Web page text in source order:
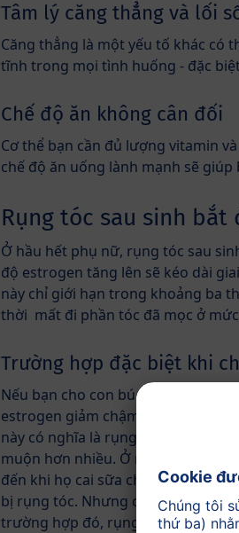
Tâm lý căng thẳng và lối
Căng thẳng là một yếu tố khác có
tĩnh trong mọi tình huống - đặc
Chế độ ăn không cân đối
Cơ thể bạn cần đủ lượng vitamin
chế độ ăn uống lành mạnh sẽ
Rụng tóc sau sinh
Ở hầu hết phụ nữ, rụng tóc sau
độ estrogen tăng lên sẽ kéo dài
này chỉ giới hạn trong khoảng ba
thời mất đi phần tóc đã mọc ở
Trường hợp đặc biệt khi
Nếu bạn cho con bú sữa mẹ, nồng
estrogen giảm chậm hơn rất nhiều.
này có nghĩa là rụng tóc có thể bắt
muộn hơn nhiều. Ở một số phụ nữ,
đến khi họ cai sữa cho con thì mới
bị rụng tóc. Nhưng cũng trong
trường hợp đó, rụng tóc sau sinh